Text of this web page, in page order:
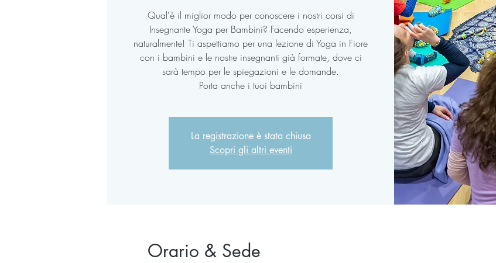
Qual'è il miglior modo per conoscere i nostri corsi di
Insegnante Yoga per Bambini? Facendo esperienza,
naturalmente! Ti aspettiamo per una lezione di Yoga in Fiore
con i bambini e le nostre insegnanti già formate, dove ci
sarà tempo per le spiegazioni e le domande.
Porta anche i tuoi bambini
La registrazione è stata chiusa
Scopri gli altri eventi
Orario & Sede